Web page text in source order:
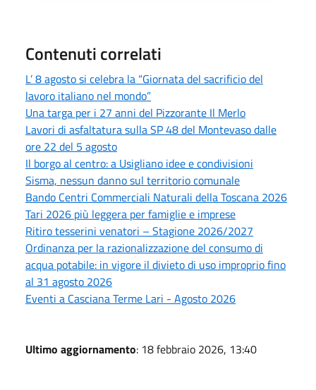
Contenuti correlati
L’ 8 agosto si celebra la “Giornata del sacrificio del
lavoro italiano nel mondo”
Una targa per i 27 anni del Pizzorante Il Merlo
Lavori di asfaltatura sulla SP 48 del Montevaso dalle
ore 22 del 5 agosto
Il borgo al centro: a Usigliano idee e condivisioni
Sisma, nessun danno sul territorio comunale
Bando Centri Commerciali Naturali della Toscana 2026
Tari 2026 più leggera per famiglie e imprese
Ritiro tesserini venatori – Stagione 2026/2027
Ordinanza per la razionalizzazione del consumo di
acqua potabile: in vigore il divieto di uso improprio fino
al 31 agosto 2026
Eventi a Casciana Terme Lari - Agosto 2026
Ultimo aggiornamento: 18 febbraio 2026, 13:40